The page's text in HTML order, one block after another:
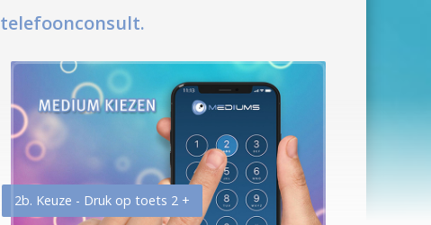
2b. Keuze - Druk op toets 2 +